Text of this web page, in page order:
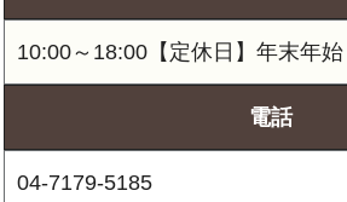
10:00～18:00【定休日】年末年始
電話
04-7179-5185